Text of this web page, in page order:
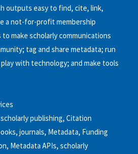
outputs easy to find, cite, link,
a not-for-profit membership
make scholarly communications
tag and share metadata; run
with technology; and make tools
scholarly publishing, Citation
journals, Metadata, Funding
Metadata APIs, scholarly